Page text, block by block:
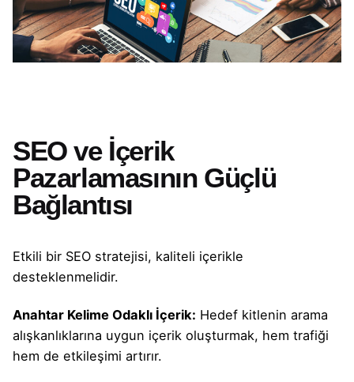
SEO ve İçerik
Pazarlamasının Güçlü
Bağlantısı
Etkili bir SEO stratejisi, kaliteli içerikle
desteklenmelidir.
Anahtar Kelime Odaklı İçerik: Hedef kitlenin arama
alışkanlıklarına uygun içerik oluşturmak, hem trafiği
hem de etkileşimi artırır.